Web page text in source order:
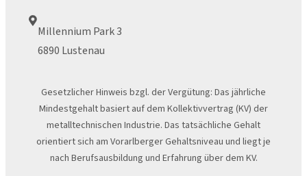
Millennium Park 3
6890 Lustenau
Gesetzlicher Hinweis bzgl. der Vergütung: Das jährliche
Mindestgehalt basiert auf dem Kollektivvertrag (KV) der
metalltechnischen Industrie. Das tatsächliche Gehalt
orientiert sich am Vorarlberger Gehaltsniveau und liegt je
nach Berufsausbildung und Erfahrung über dem KV.